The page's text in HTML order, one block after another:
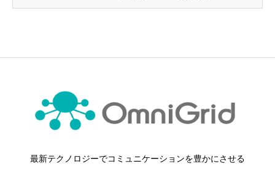
最新テクノロジーでコミュニケーションを豊かにさせる